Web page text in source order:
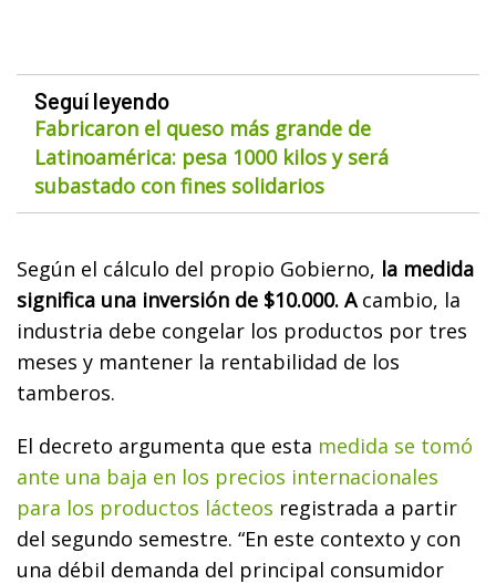
Seguí leyendo
Fabricaron el queso más grande de
Latinoamérica: pesa 1000 kilos y será
subastado con fines solidarios
Según el cálculo del propio Gobierno, la medida
significa una inversión de $10.000. Acambio, la
industria debe congelar los productos por tres
meses y mantener la rentabilidad de los
tamberos.
El decreto argumenta que esta medida se tomó
ante una baja en los precios internacionales
para los productos lácteos registrada a partir
del segundo semestre. “En este contexto y con
una débil demanda del principal consumidor